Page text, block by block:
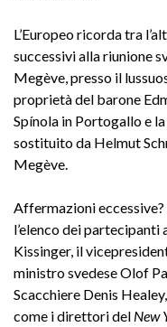
L’Europeo ricorda tra
successivi alla riunione
Megève, presso il
proprietà del barone
Spínola in Portogallo e
sostituito da Helmut
Megève.
Affermazioni
l’elenco dei
Kissinger, il
ministro svedese Olof
Scacchiere Denis
come i direttori del New